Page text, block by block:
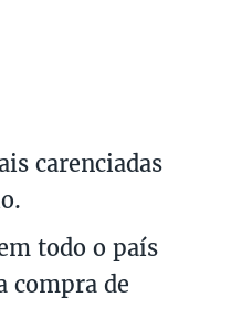
carenciadas
todo o país
compra de